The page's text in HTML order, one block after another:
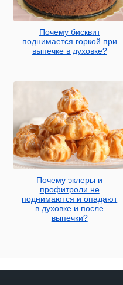
Почему бисквит
поднимается горкой при
выпечке в духовке?
Почему эклеры и
профитроли не
поднимаются и опадают
в духовке и после
выпечки?